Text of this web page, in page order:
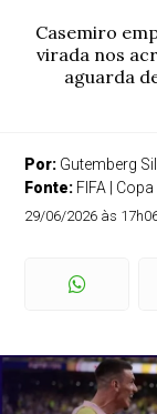
Casemiro
virada nos
aguarda
Por: Gutemberg
Fonte: FIFA |
29/06/2026 às